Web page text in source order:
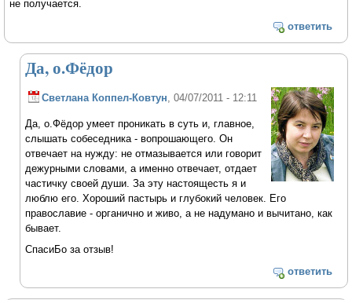
не получается.
ответить
Да, о.Фёдор
Светлана Коппел-Ковтун, 04/07/2011 - 12:11
Да, о.Фёдор умеет проникать в суть и, главное,
слышать собеседника - вопрошающего. Он
отвечает на нужду: не отмазывается или говорит
дежурными словами, а именно отвечает, отдает
частичку своей души. За эту настоящесть я и
люблю его. Хороший пастырь и глубокий человек. Его
православие - органично и живо, а не надумано и вычитано, как
бывает.
СпасиБо за отзыв!
ответить